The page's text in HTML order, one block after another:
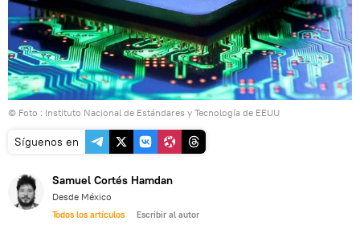
© Foto : Instituto Nacional de Estándares y Tecnología de EEUU
Síguenos en
Samuel Cortés Hamdan
Desde México
Todos los artículos Escribir al autor